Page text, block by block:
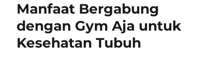
Manfaat Bergabung
dengan Gym Aja untuk
Kesehatan Tubuh